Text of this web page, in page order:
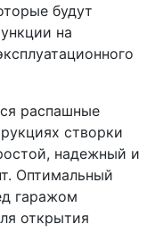
будут
на
распашные
створки
надежный и
Оптимальный
гаражом
открытия